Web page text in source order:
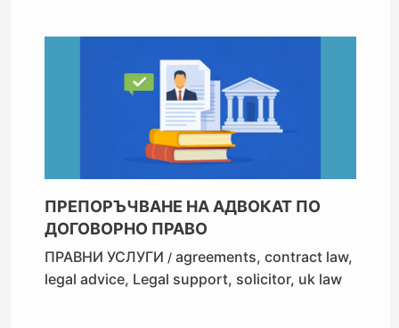
ПРЕПОРЪЧВАНЕ НА АДВОКАТ ПО
ДОГОВОРНО ПРАВО
ПРАВНИ УСЛУГИ /agreements,contract law,
legal advice, Legal support, solicitor, uk law